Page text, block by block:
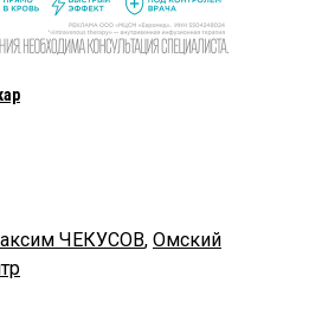
ЧЕКУСОВ, Омский